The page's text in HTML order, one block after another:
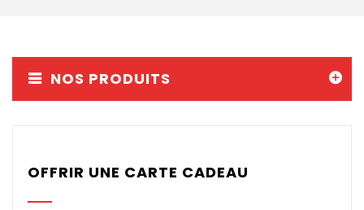
Casques
DÉMOS
NOS PRODUITS
OFFRIR UNE CARTE CADEAU